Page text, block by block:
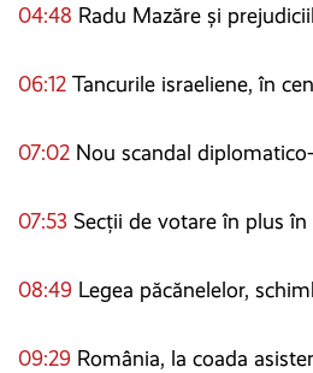
04:48 Radu Mazăre și
06:12 Tancurile israeliene, în
07:02 Nou scandal
07:53 Secții de votare în plus în
08:49 Legea păcănelelor,
09:29 România, la coada